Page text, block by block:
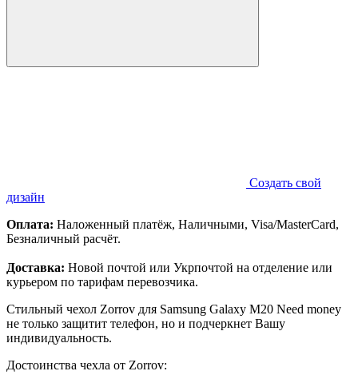
Создать свой
дизайн
Оплата: Наложенный платёж, Наличными, Visa/MasterCard,
Безналичный расчёт.
Доставка: Новой почтой или Укрпочтой на отделение или
курьером по тарифам перевозчика.
Стильный чехол Zorrov для Samsung Galaxy M20 Need money
не только защитит телефон, но и подчеркнет Вашу
индивидуальность.
Достоинства чехла от Zorrov: